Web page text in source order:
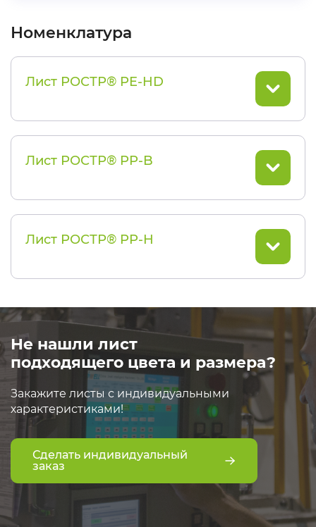
Номенклатура
Лист РОСТР® PE-HD
Лист РОСТР® PP-B
Лист РОСТР® PP-H
Не нашли лист
подходящего цвета и размера?
Закажите листы с индивидуальными
характеристиками!
Сделать индивидуальный
заказ